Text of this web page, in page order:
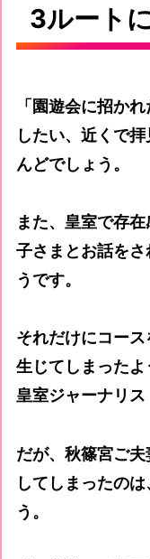
3ルート
「園遊会に招か
したい、近くで
んどでしょう。
また、皇室で存
子さまとお話を
うです。
それだけにコー
生じてしまった
皇室ジャーナリス
だが、秋篠宮ご
してしまったの
う。